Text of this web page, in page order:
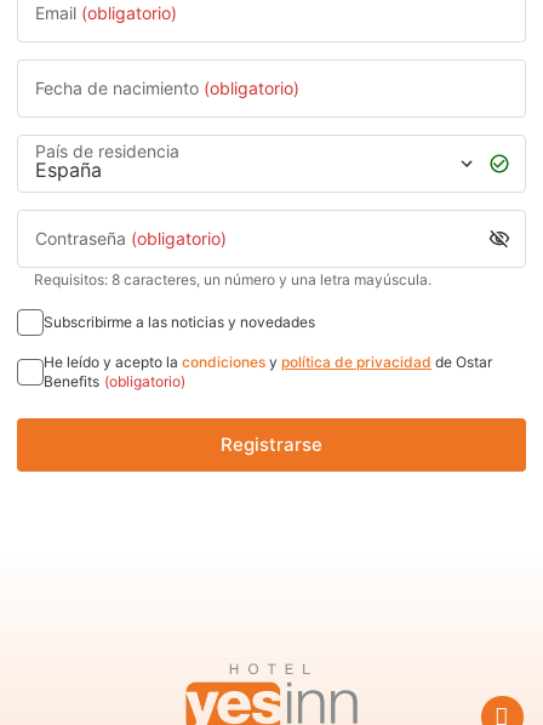
Email (obligatorio)
Fecha de nacimiento (obligatorio)
País de residencia
Contraseña (obligatorio)
Requisitos: 8 caracteres, un número y una letra mayúscula.
Subscribirme a las noticias y novedades
He leído y acepto la condiciones y política de privacidad de Ostar
Benefits (obligatorio)
Registrarse